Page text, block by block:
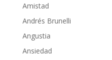
Amistad
Andrés Brunelli
Angustia
Ansiedad